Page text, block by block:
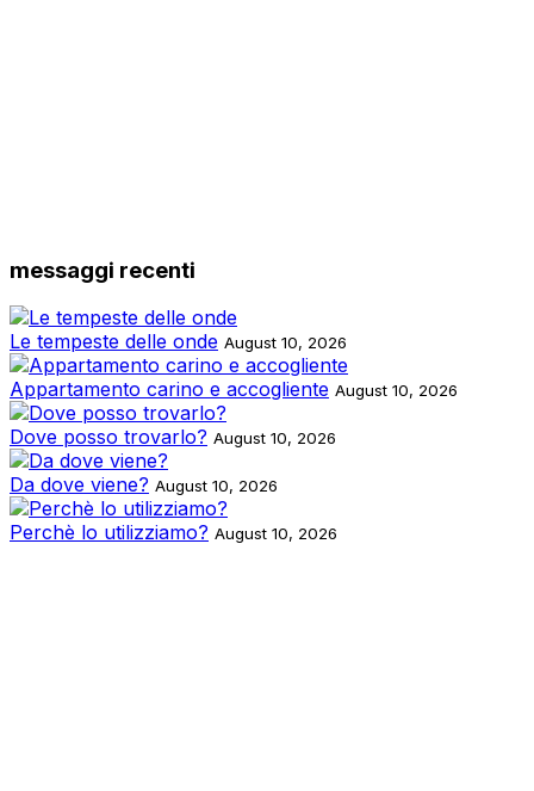
messaggi recenti
Le tempeste delle onde August 10, 2026
Appartamento carino e accogliente August 10, 2026
Dove posso trovarlo? August 10, 2026
Da dove viene? August 10, 2026
Perchè lo utilizziamo? August 10, 2026